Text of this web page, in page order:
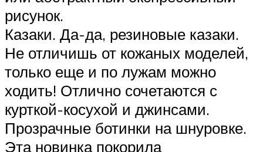
рисунок.
Казаки. Да-да, резиновые казаки.
Не отличишь от кожаных моделей,
только еще и по лужам можно
ходить! Отлично сочетаются с
курткой-косухой и джинсами.
Прозрачные ботинки на шнуровке.
Эта новинка покорила